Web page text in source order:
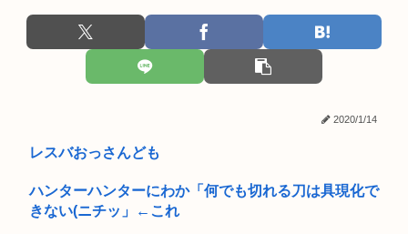
サッカーの日本人審判、韓国とつるみ不正してたのがバレる
米農家「60kg作って1万8000円…コストは2万以上…」米は
【画像】具志堅用高「本気で俺を殴ってみろ！」井上尚弥「マ
ジっすか...
俺「…」担任「…くん！俺くん！ちゃんと授業聞いてって何度
然ｗｗｗ...
ケツで売れててプロゲーマーと結婚したグラドル、息子の「自
閉スペク...
2020/1/14
レスバおっさんども
ハンターハンターにわか「何でも切れる刀は具現化で
きない(ニチッ」←これ